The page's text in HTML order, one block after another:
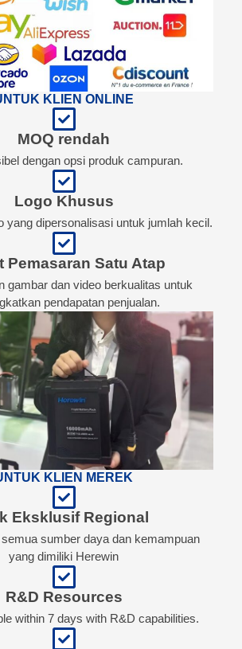
KLIEN ONLINE
MOQ rendah
dengan opsi produk campuran.
Logo Khusus
yang dipersonalisasi untuk jumlah kecil.
Pemasaran Satu Atap
gambar dan video berkualitas untuk
pendapatan penjualan.
KLIEN MEREK
Eksklusif Regional
sumber daya dan kemampuan
yang dimiliki Herewin
R&D Resources
within 7 days with R&D capabilities.